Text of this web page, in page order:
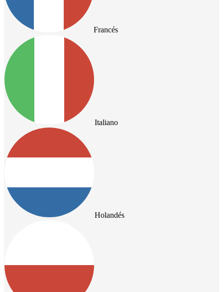
Francés
Italiano
Holandés